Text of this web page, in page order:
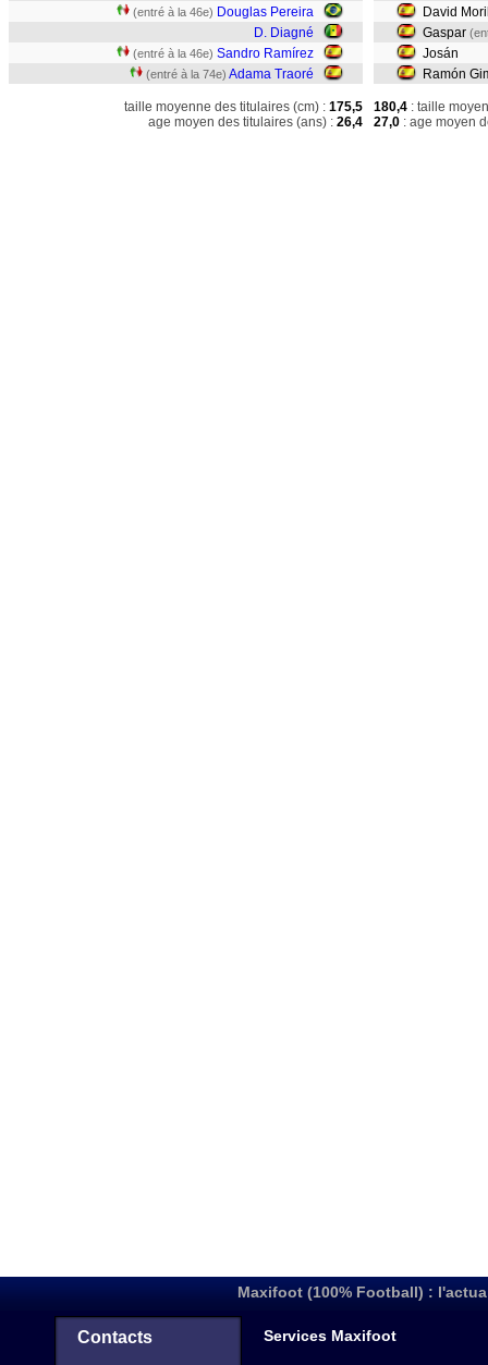
(entré à la 46e) Douglas Pereira
D. Diagné
(entré à la 46e) Sandro Ramírez
(entré à la 74e) Adama Traoré
taille moyenne des titulaires (cm) : 175,5
age moyen des titulaires (ans) : 26,4
David
Gaspar
Josán
Ramón
180,4 : taille
27,0 : age moyen
Maxifoot (100% Football) :
Contacts Services Maxifoot